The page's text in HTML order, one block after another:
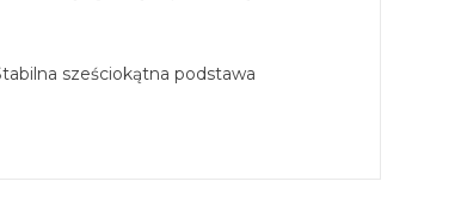
sześciokątna podstawa